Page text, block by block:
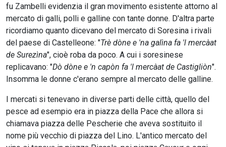
fu Zambelli evidenzia il gran movimento esistente attorno al
mercato di galli, polli e galline con tante donne. D'altra parte
ricordiamo quanto dicevano del mercato di Soresina i rivali
del paese di Castelleone: "Trè dòne e 'na galìna fa 'l mercàat
de Surezìna", cioè roba da poco. A cui i soresinese
replicavano: "Dò dòne e 'n capòn fa 'l mercàat de Castigliòn".
Insomma le donne c'erano sempre al mercato delle galline.
I mercati si tenevano in diverse parti delle città, quello del
pesce ad esempio era in piazza della Pace che allora si
chiamava piazza delle Pescherie che aveva sostituito il
nome più vecchio di piazza del Lino. L'antico mercato del